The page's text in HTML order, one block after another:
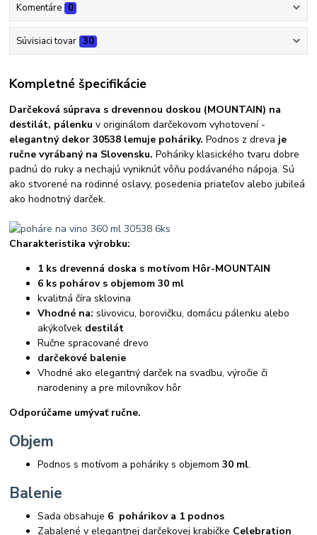
Komentáre 0
Súvisiaci tovar 30
Kompletné špecifikácie
Darčeková súprava s drevennou doskou (MOUNTAIN) na
destilát, pálenkuv originálom darčekovom vyhotovení -
elegantný dekor 30538 lemuje poháriky.Podnos z dreva je
ručne vyrábaný na Slovensku. Poháriky klasického tvaru dobre
padnú do ruky a nechajú vyniknúť vôňu podávaného nápoja. Sú
ako stvorené na rodinné oslavy, posedenia priateľov alebo jubileá
ako hodnotný darček.
Charakteristika výrobku:
1 ks drevenná doska s motívom Hôr-MOUNTAIN
6 ks pohárov s objemom 30 ml
kvalitná číra sklovina
Vhodné na: slivovicu, borovičku, domácu pálenku alebo
akýkoľvek destilát
Ručne spracované drevo
darčekové balenie
Vhodné ako elegantný darček na svadbu, výročie či
narodeniny a pre milovníkov hôr
Odporúčame umývať ručne.
Objem
Podnos s motívom a poháriky s objemom30 ml.
Balenie
Sada obsahuje 6 pohárikov a 1 podnos
Zabalené v elegantnej darčekovej krabičke Celebration